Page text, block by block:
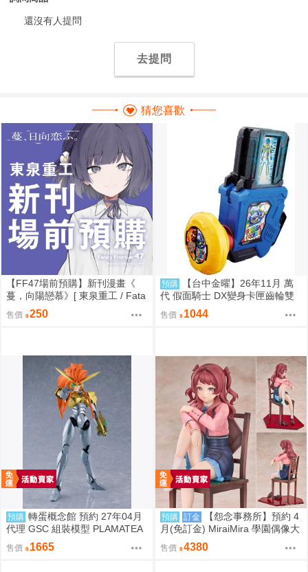
還沒有人提問
去提問
猜您喜歡
【FF47場前預購】新刊漫畫《
蔓，向陽戀慕》[ 東泉重工 / Fata
aa / 美鈴x手毬 / 秦谷美鈴 / 月村
手毬 / 學園偶像大師 / 全年齡 / 百
售價 250
預購
【台中金曜】26年11月 萬
代 假面騎士 DX變身卡匣齒輪雙
重版 0814
售價 1044
預購 轉蛋概念館 預約 27年04月
代理 GSC 組裝模型 PLAMATEA
勇者王 獅子王凱 約16公分 免訂
金
售價 1665
預購 訂金
【怨念事務所】預約 4
月(免訂金) MiraiMira 學園偶像大
師 花海咲季 雨後鳶尾花 特訓前V
er 1/7 0927
售價 4380